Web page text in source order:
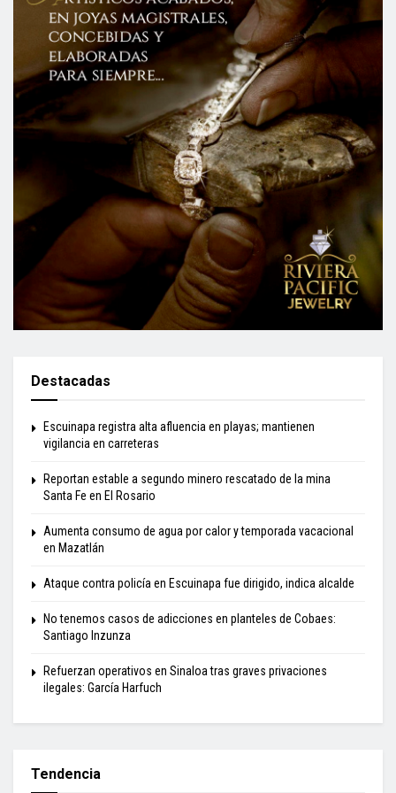
Destacadas
Escuinapa registra alta afluencia en playas; mantienen
vigilancia en carreteras
Reportan estable a segundo minero rescatado de la mina
Santa Fe en El Rosario
Aumenta consumo de agua por calor y temporada vacacional
en Mazatlán
Ataque contra policía en Escuinapa fue dirigido, indica alcalde
No tenemos casos de adicciones en planteles de Cobaes:
Santiago Inzunza
Refuerzan operativos en Sinaloa tras graves privaciones
ilegales: García Harfuch
Tendencia